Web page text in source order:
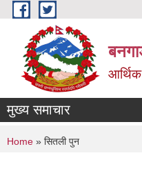
Skip to main content
मुख्य समाचार
You are here
Home » सितली पुन